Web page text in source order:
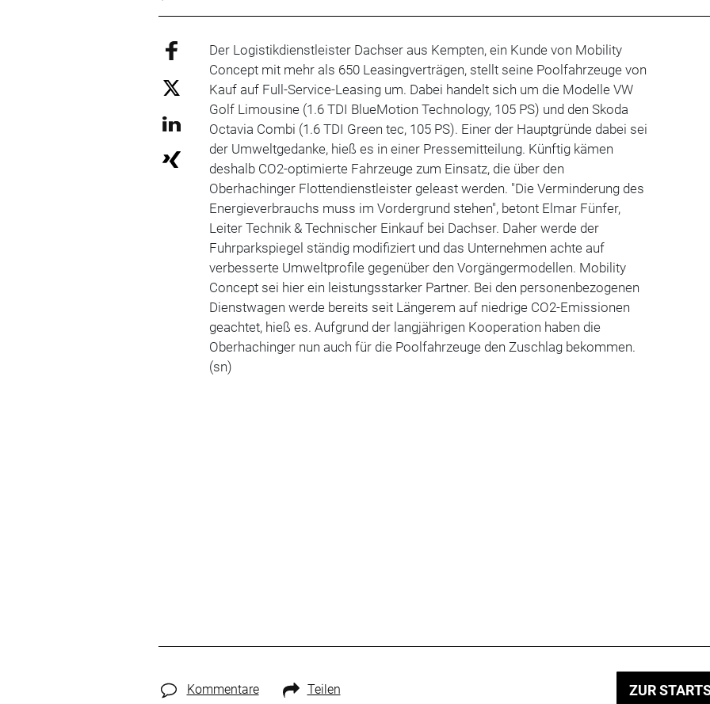
Der Logistikdienstleister Dachser aus Kempten, ein Kunde von Mobility
Concept mit mehr als 650 Leasingverträgen, stellt seine Poolfahrzeuge von
Kauf auf Full-Service-Leasing um. Dabei handelt sich um die Modelle VW
Golf Limousine (1.6 TDI BlueMotion Technology, 105 PS) und den Skoda
Octavia Combi (1.6 TDI Green tec, 105 PS). Einer der Hauptgründe dabei sei
der Umweltgedanke, hieß es in einer Pressemitteilung. Künftig kämen
deshalb CO2-optimierte Fahrzeuge zum Einsatz, die über den
Oberhachinger Flottendienstleister geleast werden. "Die Verminderung des
Energieverbrauchs muss im Vordergrund stehen", betont Elmar Fünfer,
Leiter Technik & Technischer Einkauf bei Dachser. Daher werde der
Fuhrparkspiegel ständig modifiziert und das Unternehmen achte auf
verbesserte Umweltprofile gegenüber den Vorgängermodellen. Mobility
Concept sei hier ein leistungsstarker Partner. Bei den personenbezogenen
Dienstwagen werde bereits seit Längerem auf niedrige CO2-Emissionen
geachtet, hieß es. Aufgrund der langjährigen Kooperation haben die
Oberhachinger nun auch für die Poolfahrzeuge den Zuschlag bekommen.
(sn)
Kommentare Teilen ZUR